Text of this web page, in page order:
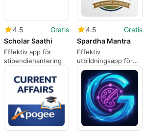
4.5
Gratis
Scholar Saathi
Effektiv app för
stipendiehantering
4.5
Gratis
Spardha Mantra
Effektiv
utbildningsapp för
Android-användare